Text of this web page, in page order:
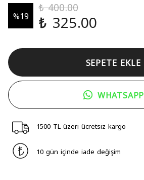
%19
₺ 400.00
₺ 325.00
SEPETE EKLE
WHATSAPP
1500 TL üzeri ücretsiz kargo
10 gün içinde iade değişim